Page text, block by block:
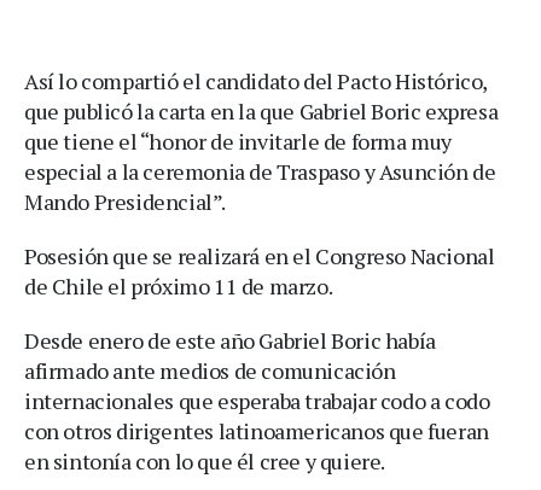
Así lo compartió el candidato del Pacto Histórico,
que publicó la carta en la que Gabriel Boric expresa
que tiene el “honor de invitarle de forma muy
especial a la ceremonia de Traspaso y Asunción de
Mando Presidencial”.
Posesión que se realizará en el Congreso Nacional
de Chile el próximo 11 de marzo.
Desde enero de este año Gabriel Boric había
afirmado ante medios de comunicación
internacionales que esperaba trabajar codo a codo
con otros dirigentes latinoamericanos que fueran
en sintonía con lo que él cree y quiere.